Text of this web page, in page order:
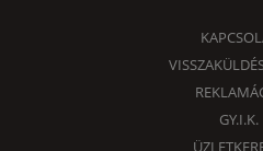
GY.I.K.